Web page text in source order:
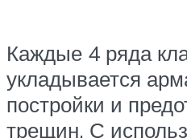
Каждые 4 ряда
укладывается
постройки и
трещин. С